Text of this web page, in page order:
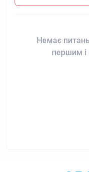
Немає
першим і